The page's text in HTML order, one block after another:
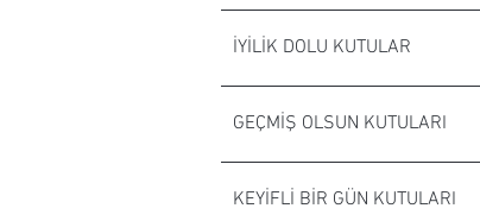
İYİLİK DOLU KUTULAR
GEÇMİŞ OLSUN KUTULARI
KEYİFLİ BİR GÜN KUTULARI